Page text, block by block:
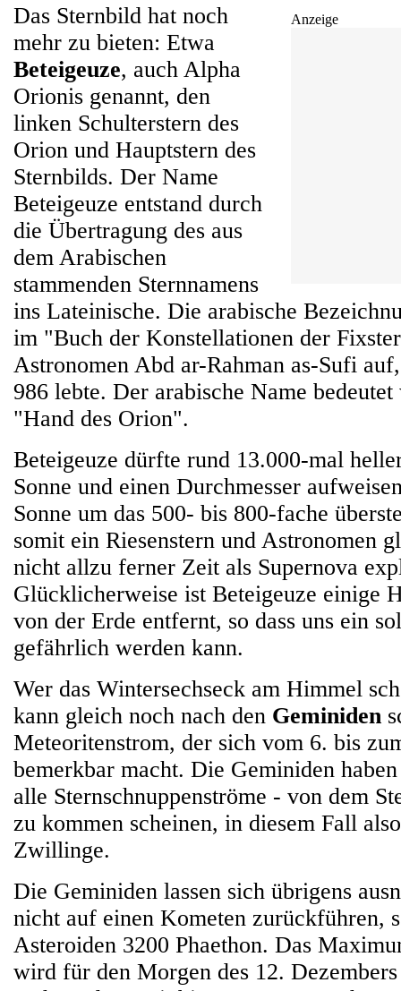
Anzeige
Das Sternbild hat noch
mehr zu bieten: Etwa
Beteigeuze, auch Alpha
Orionis genannt, den
linken Schulterstern des
Orion und Hauptstern des
Sternbilds. Der Name
Beteigeuze entstand durch
die Übertragung des aus
dem Arabischen
stammenden Sternnamens
ins Lateinische. Die arabische
im "Buch der Konstellationen der
Astronomen Abd ar-Rahman as-Sufi
986 lebte. Der arabische Name
"Hand des Orion".
Beteigeuze dürfte rund 13.000-mal
Sonne und einen Durchmesser
Sonne um das 500- bis 800-fache
somit ein Riesenstern und Astronomen
nicht allzu ferner Zeit als Supernova
Glücklicherweise ist Beteigeuze einige
von der Erde entfernt, so dass uns ein
gefährlich werden kann.
Wer das Wintersechseck am Himmel
kann gleich noch nach den Geminiden
Meteoritenstrom, der sich vom 6. bis
bemerkbar macht. Die Geminiden
alle Sternschnuppenströme - von dem
zu kommen scheinen, in diesem Fall
Zwillinge.
Die Geminiden lassen sich übrigens
nicht auf einen Kometen zurückführen,
Asteroiden 3200 Phaethon. Das
wird für den Morgen des 12.